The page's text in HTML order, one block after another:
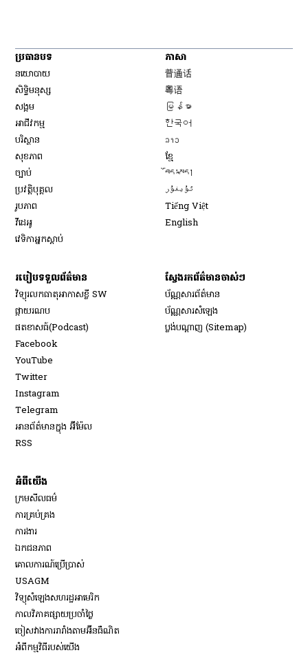
ប្រធានបទ
នយោបាយ
សិទ្ធិ​មនុស្ស
សង្គម
អាជីវកម្ម
បរិស្ថាន
សុខភាព
ច្បាប់
ប្រវត្តិបុគ្គល
រូបភាព
វីដេអូ
វេទិកា​អ្នក​ស្ដាប់
ភាសា
普通话
粤语
မြန်မာ
한국어
ລາວ
ខ្មែ
བོད་སྐད།
ئۇيغۇر
Tiếng Việt
English
របៀប​ទទួល​ព័ត៌មាន​
វិទ្យុ​រលក​ធាតុអាកាស​ខ្លី SW
​ផ្កាយ​រណប
​ផតខាសធ៍(Podcast)
Facebook
YouTube
Twitter
Instagram
Telegram
អានព័ត៌មានក្នុង អ៊ីម៉ែល
RSS
ស្វែងរកព័ត៌មានចាស់ៗ
ប័ណ្ណសារ​ព័ត៌មាន​
ប័ណ្ណសារ​សំឡេង
ប្លង់បណ្តាញ (Sitemap)
អំពីយើង
ក្រមសីលធម៌
ការគ្រប់គ្រង
ការងារ
ឯកជនភាព
គោលការណ៍ប្រើប្រាស់
USAGM
វិទ្យុសំឡេងសហរដ្ឋអាមេរិក
កាលវិភាគផ្សាយប្រចាំថ្ងៃ
ចៀសវាង​ការរារាំង​តាម​អ៊ីនធឺណិត
អំពីកម្មវិធីរបស់យើង